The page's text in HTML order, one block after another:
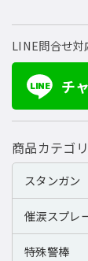
LINE問合せ対
LINE チ
商品カテゴリ
スタンガン
催涙スプレ
特殊警棒